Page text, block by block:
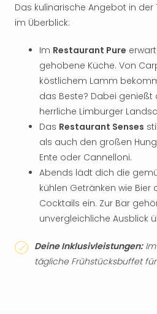
Das kulinarische Angebot in
im Überblick:
Im Restaurant Pure
gehobene Küche. Von
köstlichem Lamm
das Beste? Dabei genießt
herrliche Limburger
Das Restaurant Senses
als auch den großen
Ente oder Cannelloni.
Abends lädt dich die
kühlen Getränken wie Bier
Cocktails ein. Zur Bar
unvergleichliche Ausblick
Deine Inklusivleistungen:Im
tägliche Frühstücksbuffet